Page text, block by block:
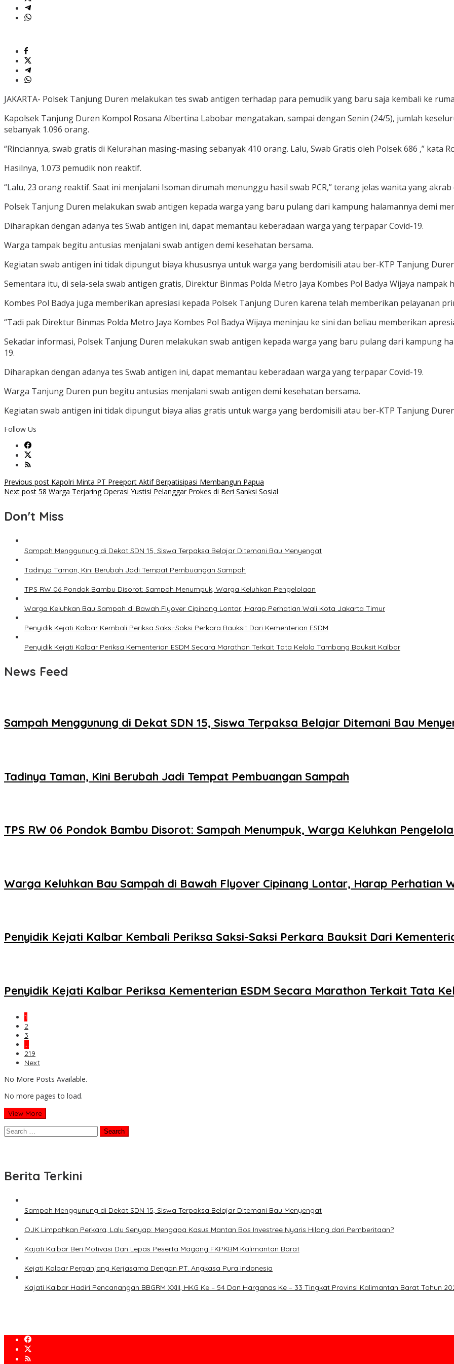
JAKARTA- Polsek Tanjung Duren melakukan tes swab antigen terhadap para pemudik yang baru saja kembali ke
Kapolsek Tanjung Duren Kompol Rosana Albertina Labobar mengatakan, sampai dengan Senin (24/5), jumlah
sebanyak 1.096 orang.
“Rinciannya, swab gratis di Kelurahan masing-masing sebanyak 410 orang. Lalu, Swab Gratis oleh Polsek 686 ,” kata
Hasilnya, 1.073 pemudik non reaktif.
“Lalu, 23 orang reaktif. Saat ini menjalani Isoman dirumah menunggu hasil swab PCR,” terang jelas wanita yang akrab
Polsek Tanjung Duren melakukan swab antigen kepada warga yang baru pulang dari kampung halamannya demi
Diharapkan dengan adanya tes Swab antigen ini, dapat memantau keberadaan warga yang terpapar Covid-19.
Warga tampak begitu antusias menjalani swab antigen demi kesehatan bersama.
Kegiatan swab antigen ini tidak dipungut biaya khususnya untuk warga yang berdomisili atau ber-KTP Tanjung
Sementara itu, di sela-sela swab antigen gratis, Direktur Binmas Polda Metro Jaya Kombes Pol Badya Wijaya nampak
Kombes Pol Badya juga memberikan apresiasi kepada Polsek Tanjung Duren karena telah memberikan pelayanan
“Tadi pak Direktur Binmas Polda Metro Jaya Kombes Pol Badya Wijaya meninjau ke sini dan beliau memberikan
Sekadar informasi, Polsek Tanjung Duren melakukan swab antigen kepada warga yang baru pulang dari kampung
19.
Diharapkan dengan adanya tes Swab antigen ini, dapat memantau keberadaan warga yang terpapar Covid-19.
Warga Tanjung Duren pun begitu antusias menjalani swab antigen demi kesehatan bersama.
Kegiatan swab antigen ini tidak dipungut biaya alias gratis untuk warga yang berdomisili atau ber-KTP Tanjung
Follow Us
Post
navigation
Previous post Kapolri Minta PT Preeport Aktif Berpatisipasi Membangun Papua
Next post 58 Warga Terjaring Operasi Yustisi Pelanggar Prokes di Beri Sanksi Sosial
Don't Miss
Sampah Menggunung di Dekat SDN 15, Siswa Terpaksa Belajar Ditemani Bau Menyengat
Tadinya Taman, Kini Berubah Jadi Tempat Pembuangan Sampah
TPS RW 06 Pondok Bambu Disorot: Sampah Menumpuk, Warga Keluhkan Pengelolaan
Warga Keluhkan Bau Sampah di Bawah Flyover Cipinang Lontar, Harap Perhatian Wali Kota Jakarta Timur
Penyidik Kejati Kalbar Kembali Periksa Saksi-Saksi Perkara Bauksit Dari Kementerian ESDM
Penyidik Kejati Kalbar Periksa Kementerian ESDM Secara Marathon Terkait Tata Kelola Tambang Bauksit Kalbar
News Feed
Sampah Menggunung di Dekat SDN 15, Siswa Terpaksa Belajar Ditemani Bau
Tadinya Taman, Kini Berubah Jadi Tempat Pembuangan Sampah
TPS RW 06 Pondok Bambu Disorot: Sampah Menumpuk, Warga Keluhkan
Warga Keluhkan Bau Sampah di Bawah Flyover Cipinang Lontar, Harap Perhatian
Penyidik Kejati Kalbar Kembali Periksa Saksi-Saksi Perkara Bauksit Dari
Penyidik Kejati Kalbar Periksa Kementerian ESDM Secara Marathon Terkait Tata
1
2
3
…
219
Next
No More Posts Available.
No more pages to load.
View More
Search
for:
Berita Terkini
Sampah Menggunung di Dekat SDN 15, Siswa Terpaksa Belajar Ditemani Bau Menyengat
OJK Limpahkan Perkara, Lalu Senyap: Mengapa Kasus Mantan Bos Investree Nyaris Hilang dari Pemberitaan?
Kajati Kalbar Beri Motivasi Dan Lepas Peserta Magang FKPKBM Kalimantan Barat
Kejati Kalbar Perpanjang Kerjasama Dengan PT. Angkasa Pura Indonesia
Kajati Kalbar Hadiri Pencanangan BBGRM XXIII, HKG Ke – 54 Dan Harganas Ke – 33 Tingkat Provinsi Kalimantan Barat Tahun